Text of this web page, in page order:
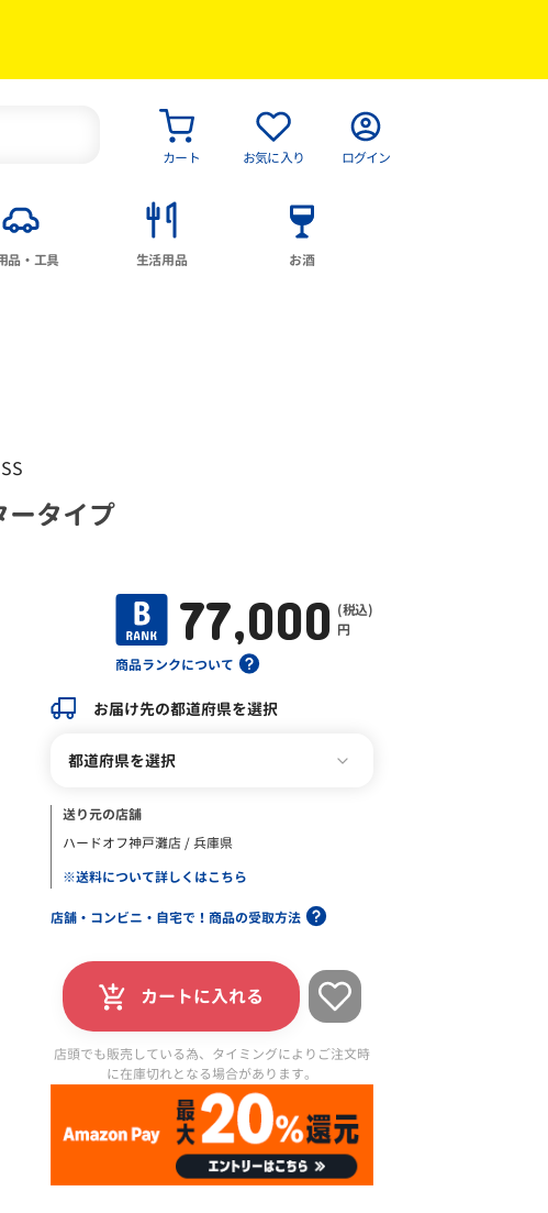
カート お気に入り ログイン
品・工具 生活用品 お酒
ータイプ
商品ランクについて
77,000 (税込)
円
お届け先の都道府県を選択
都道府県を選択
送り元の店舗
ハードオフ神戸灘店 / 兵庫県
※送料について詳しくはこちら
店舗・コンビニ・自宅で！商品の受取方法
カートに入れる
店頭でも販売している為、タイミングによりご注文時
に在庫切れとなる場合があります。